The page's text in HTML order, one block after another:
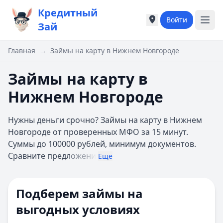
Кредитный
Зай
Города России
Москва
Казань
А
Астрахань
Б
Барнаул
Белгород
Города России
Москва
Казань
А
Астрахань
Б
Барнаул
Белгород
Войти
Главная → Займы на карту в Нижнем Новгороде
Займы на карту в
Нижнем Новгороде
Нужны деньги срочно? Займы на карту в Нижнем
Новгороде от проверенных МФО за 15 минут.
Суммы до 100000 рублей, минимум документов.
Сравните предложени Еще
Подберем займы на
выгодных условиях